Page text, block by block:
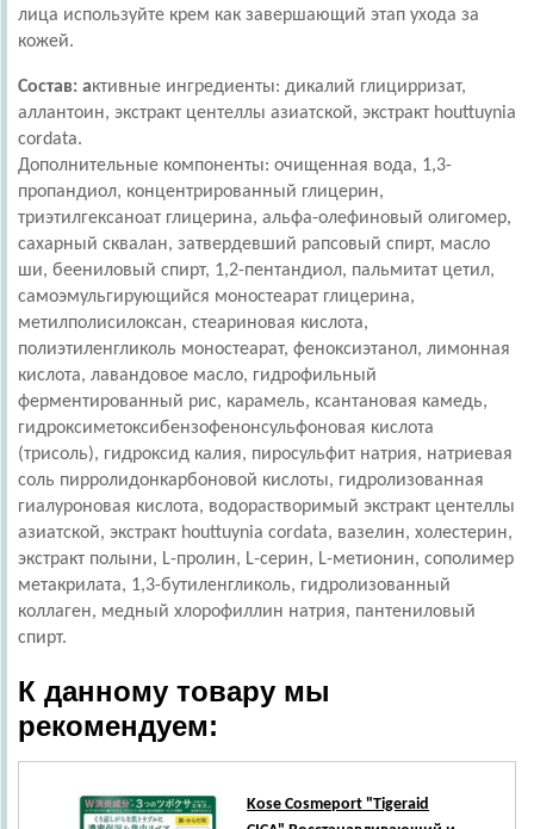
лица используйте крем как завершающий этап ухода за
кожей.
Состав: активные ингредиенты: дикалий глицирризат,
аллантоин, экстракт центеллы азиатской, экстракт houttuynia
cordata.
Дополнительные компоненты: очищенная вода, 1,3-
пропандиол, концентрированный глицерин,
триэтилгексаноат глицерина, альфа-олефиновый олигомер,
сахарный сквалан, затвердевший рапсовый спирт, масло
ши, беениловый спирт, 1,2-пентандиол, пальмитат цетил,
самоэмульгирующийся моностеарат глицерина,
метилполисилоксан, стеариновая кислота,
полиэтиленгликоль моностеарат, феноксиэтанол, лимонная
кислота, лавандовое масло, гидрофильный
ферментированный рис, карамель, ксантановая камедь,
гидроксиметоксибензофенонсульфоновая кислота
(трисоль), гидроксид калия, пиросульфит натрия, натриевая
соль пирролидонкарбоновой кислоты, гидролизованная
гиалуроновая кислота, водорастворимый экстракт центеллы
азиатской, экстракт houttuynia cordata, вазелин, холестерин,
экстракт полыни, L-пролин, L-серин, L-метионин, сополимер
метакрилата, 1,3-бутиленгликоль, гидролизованный
коллаген, медный хлорофиллин натрия, пантениловый
спирт.
К данному товару мы
рекомендуем:
Kose Cosmeport "Tigeraid